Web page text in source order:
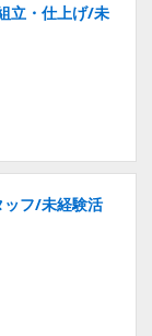
立・仕上げ/未
ッフ/未経験活